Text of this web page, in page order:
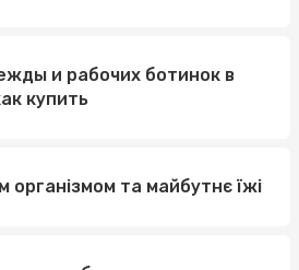
и рабочих ботинок в
купить
організмом та майбутнє їжі